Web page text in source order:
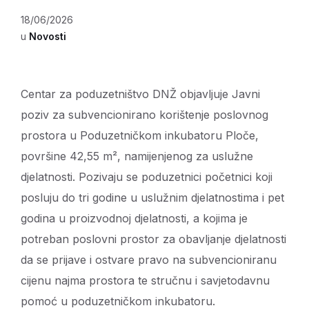
18/06/2026
u Novosti
Centar za poduzetništvo DNŽ objavljuje Javni
poziv za subvencionirano korištenje poslovnog
prostora u Poduzetničkom inkubatoru Ploče,
površine 42,55 m², namijenjenog za uslužne
djelatnosti. Pozivaju se poduzetnici početnici koji
posluju do tri godine u uslužnim djelatnostima i pet
godina u proizvodnoj djelatnosti, a kojima je
potreban poslovni prostor za obavljanje djelatnosti
da se prijave i ostvare pravo na subvencioniranu
cijenu najma prostora te stručnu i savjetodavnu
pomoć u poduzetničkom inkubatoru.